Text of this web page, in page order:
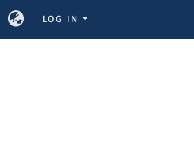
LOG IN